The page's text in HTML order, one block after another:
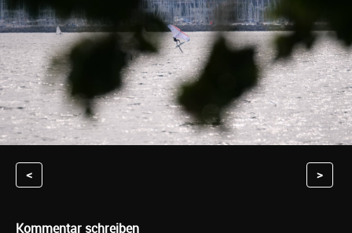
< >
Kommentar schreiben